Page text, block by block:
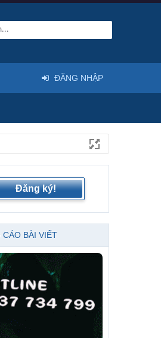
Đăng ký!
CÁO BÀI VIẾT
ĐĂNG NHẬP